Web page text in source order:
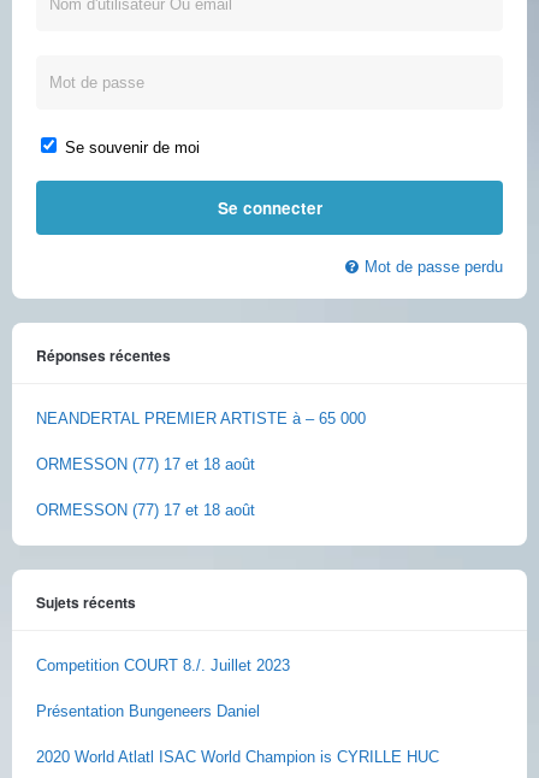
Se souvenir de moi
Mot de passe perdu
Réponses récentes
NEANDERTAL PREMIER ARTISTE à – 65 000
ORMESSON (77) 17 et 18 août
ORMESSON (77) 17 et 18 août
Sujets récents
Competition COURT 8./. Juillet 2023
Présentation Bungeneers Daniel
2020 World Atlatl ISAC World Champion is CYRILLE HUC